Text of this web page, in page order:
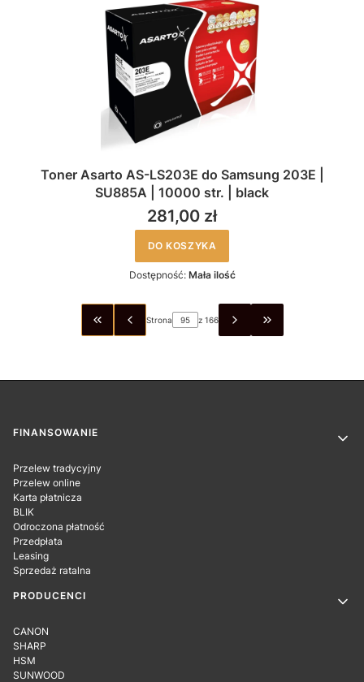
Toner Asarto AS-LS203E do Samsung 203E |
SU885A | 10000 str. | black
281,00 zł
DO KOSZYKA
Dostępność: Mała ilość
WRÓĆ DO PIERWSZEJ STRONY Z PRODUKTAMI
Strona z 166 PRZEJDŹ DO
Linki w stopce
FINANSOWANIE
Przelew tradycyjny
Przelew online
Karta płatnicza
BLIK
Odroczona płatność
Przedpłata
Leasing
Sprzedaż ratalna
PRODUCENCI
CANON
SHARP
HSM
SUNWOOD